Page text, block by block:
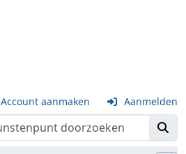
Account aanmaken Aanmelden